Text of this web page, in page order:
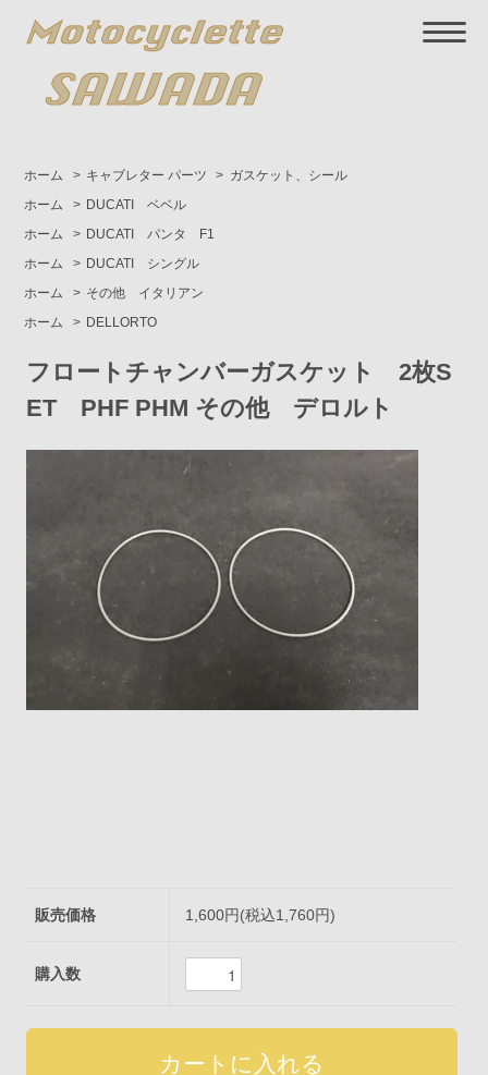
ホーム > キャブレター パーツ > ガスケット、シール
ホーム
> DUCATI ベベル
ホーム
> DUCATI パンタ F1
ホーム
> DUCATI シングル
ホーム
> その他 イタリアン
ホーム
> DELLORTO
フロートチャンバーガスケット 2枚S
ET PHF PHM その他 デロルト
販売価格 1,600円(税込1,760円)
購入数